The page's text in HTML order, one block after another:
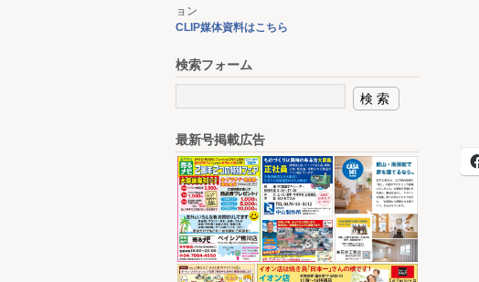
ョン
CLIP媒体資料はこちら
検索フォーム
最新号掲載広告